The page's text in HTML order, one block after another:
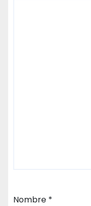
Nombre *